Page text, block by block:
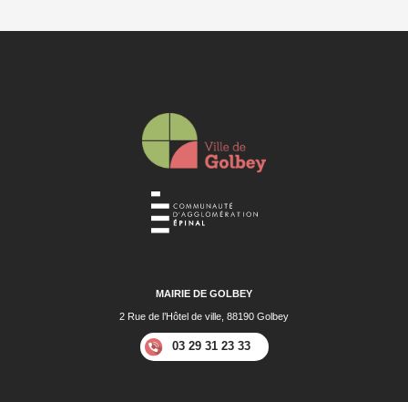
MAIRIE DE GOLBEY
2 Rue de l’Hôtel de ville, 88190 Golbey
03 29 31 23 33